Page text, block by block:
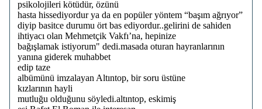
psikolojileri kötüdür, özünü
hasta hissediyordur ya da en popüler yöntem “başım ağrıyor”
diyip basitce durumu ört bas ediyordur..gelirini de sahiden
ihtiyacı olan Mehmetçik Vakfı’na, hepinize
bağışlamak istiyorum" dedi.masada oturan hayranlarının
yanına giderek muhabbet
edip taze
albümünü imzalayan Altıntop, bir soru üstüne
kızlarının hayli
mutluğu olduğunu söyledi.altıntop, eskimiş